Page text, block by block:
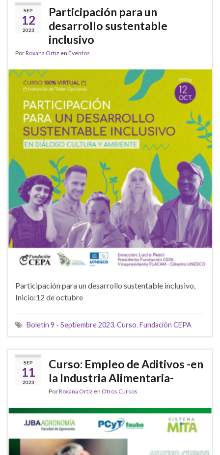
SEP
12
2023
Participación para un
desarrollo sustentable
inclusivo
PorRoxana Ortiz en Eventos
Participación para un desarrollo sustentable inclusivo,
Inicio:12 de octubre
Boletín 9 - Septiembre 2023, Curso, Fundación CEPA
SEP
11
2023
Curso: Empleo de Aditivos -en
la Industria Alimentaria-
PorRoxana Ortiz en Otros Cursos